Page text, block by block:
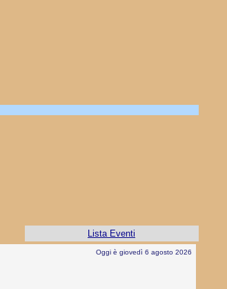
Lista Eventi
Oggi è giovedì 6 agosto 2026